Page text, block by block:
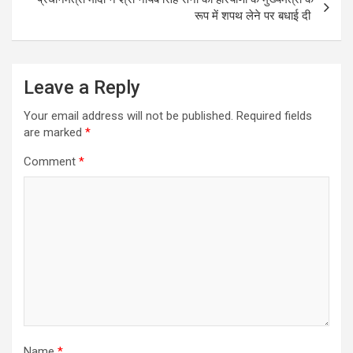
रूप में शपथ लेने पर बधाई दी
Leave a Reply
Your email address will not be published. Required fields
are marked *
Comment *